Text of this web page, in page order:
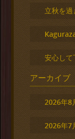
立秋を
安心して
アーカイブ
2026年8
2026年7